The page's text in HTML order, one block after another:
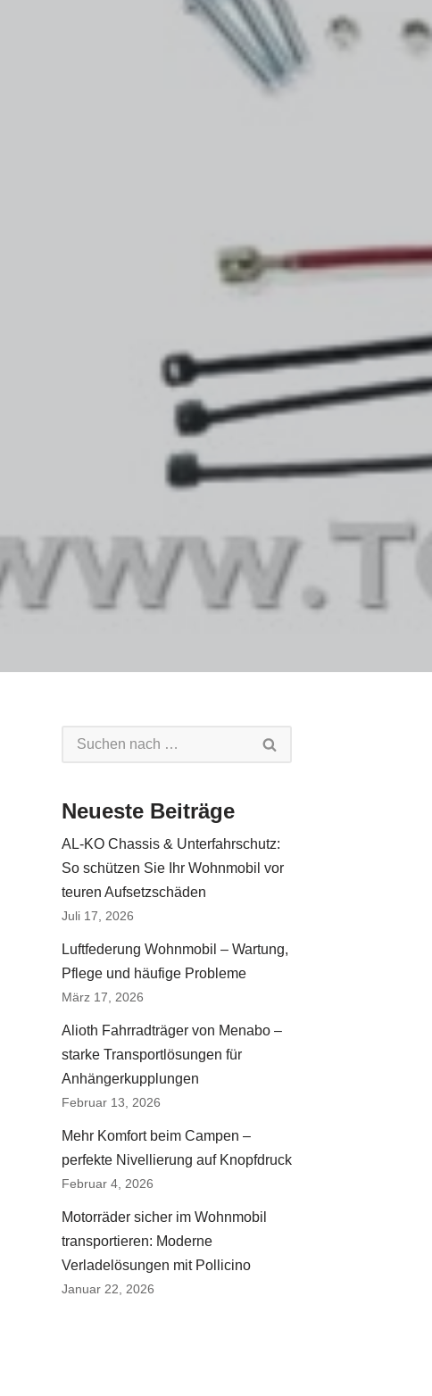
Neueste Beiträge
AL-KO Chassis & Unterfahrschutz:
So schützen Sie Ihr Wohnmobil vor
teuren Aufsetzschäden
Juli 17, 2026
Luftfederung Wohnmobil – Wartung,
Pflege und häufige Probleme
März 17, 2026
Alioth Fahrradträger von Menabo –
starke Transportlösungen für
Anhängerkupplungen
Februar 13, 2026
Mehr Komfort beim Campen –
perfekte Nivellierung auf Knopfdruck
Februar 4, 2026
Motorräder sicher im Wohnmobil
transportieren: Moderne
Verladelösungen mit Pollicino
Januar 22, 2026